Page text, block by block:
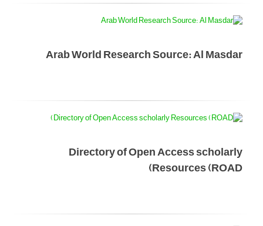
Arab World Research Source: Al Masdar
Directory of Open Access scholarly
Resources (ROAD)